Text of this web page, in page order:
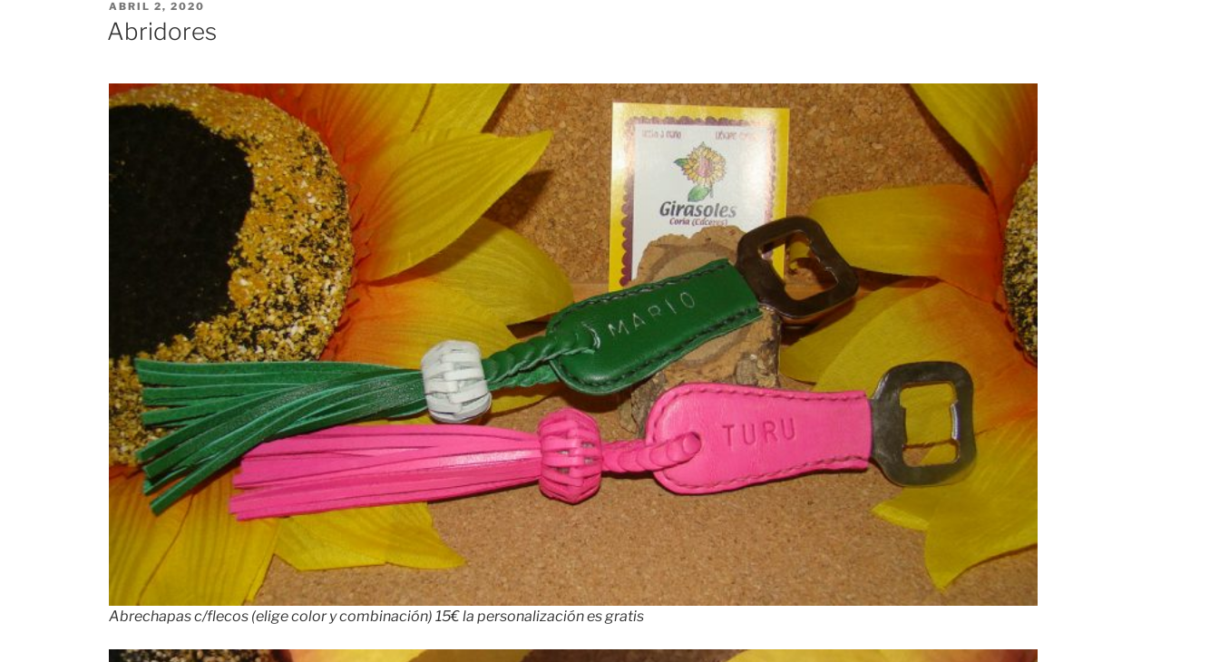
PUBLICADO
EL
ABRIL 2, 2020
Abridores
Abrechapas c/flecos (elige color y combinación) 15€ la personalización es gratis